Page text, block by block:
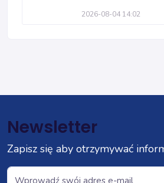
2026-08-04 14:02
Newsletter
Zapisz się aby otrzymywać